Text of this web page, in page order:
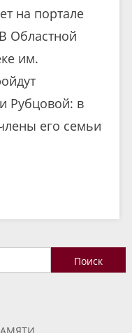
на портале
Областной
им.
Рубцовой: в
его семьи
Найти: